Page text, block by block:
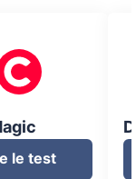
le test